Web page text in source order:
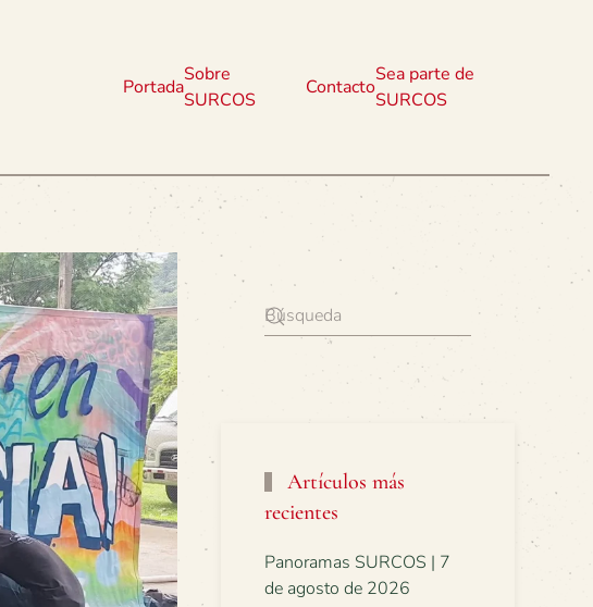
Portada
Sobre
SURCOS
Contacto
Sea parte de
SURCOS
Artículos más
recientes
Panoramas SURCOS | 7
de agosto de 2026